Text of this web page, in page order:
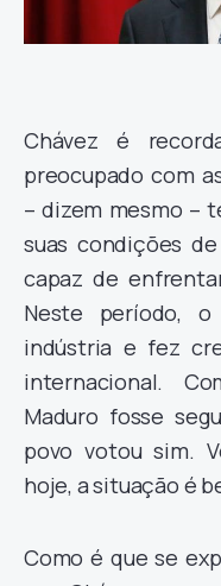
Chávez é
preocupado com
– dizem mesmo –
suas condições
capaz de
Neste período,
indústria e fez
internacional.
Maduro fosse
povo votou sim.
hoje, a situação é
Como é que se